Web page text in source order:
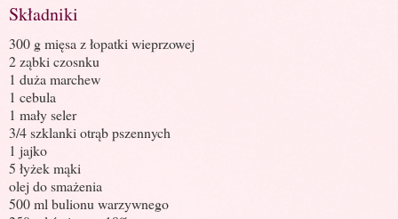
Składniki
300 g mięsa z łopatki wieprzowej
2 ząbki czosnku
1 duża marchew
1 cebula
1 mały seler
3/4 szklanki otrąb pszennych
1 jajko
5 łyżek mąki
olej do smażenia
500 ml bulionu warzywnego